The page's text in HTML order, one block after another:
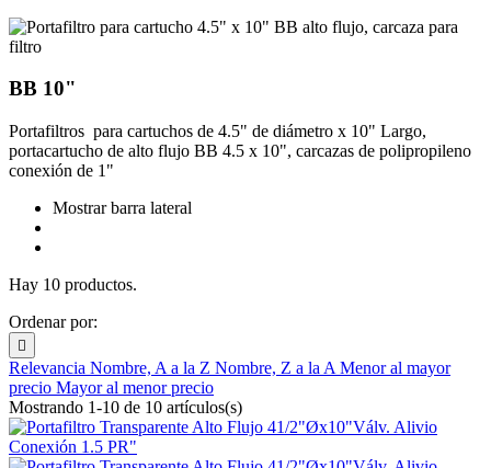
BB 10"
Portafiltros para cartuchos de 4.5" de diámetro x 10" Largo,
portacartucho de alto flujo BB 4.5 x 10", carcazas de polipropileno
conexión de 1"
Mostrar barra lateral
Hay 10 productos.
Ordenar por:

Relevancia Nombre, A a la Z Nombre, Z a la A Menor al mayor
precio Mayor al menor precio
Mostrando 1-10 de 10 artículos(s)